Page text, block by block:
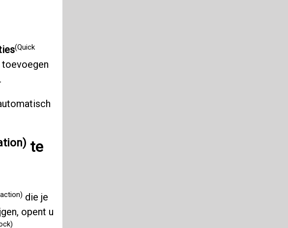
(Quick
toevoegen
.
te
die je
opent u